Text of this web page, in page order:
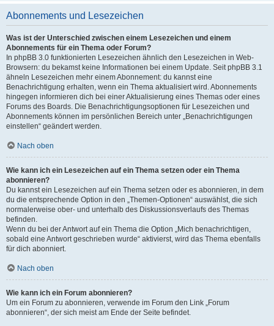
Abonnements und Lesezeichen
Was ist der Unterschied zwischen einem Lesezeichen und einem
Abonnements für ein Thema oder Forum?
In phpBB 3.0 funktionierten Lesezeichen ähnlich den Lesezeichen in Web-
Browsern: du bekamst keine Informationen bei einem Update. Seit phpBB 3.1
ähneln Lesezeichen mehr einem Abonnement: du kannst eine
Benachrichtigung erhalten, wenn ein Thema aktualisiert wird. Abonnements
hingegen informieren dich bei einer Aktualisierung eines Themas oder eines
Forums des Boards. Die Benachrichtigungsoptionen für Lesezeichen und
Abonnements können im persönlichen Bereich unter „Benachrichtigungen
einstellen“ geändert werden.
Nach oben
Wie kann ich ein Lesezeichen auf ein Thema setzen oder ein Thema
abonnieren?
Du kannst ein Lesezeichen auf ein Thema setzen oder es abonnieren, in dem
du die entsprechende Option in den „Themen-Optionen“ auswählst, die sich
normalerweise ober- und unterhalb des Diskussionsverlaufs des Themas
befinden.
Wenn du bei der Antwort auf ein Thema die Option „Mich benachrichtigen,
sobald eine Antwort geschrieben wurde“ aktivierst, wird das Thema ebenfalls
für dich abonniert.
Nach oben
Wie kann ich ein Forum abonnieren?
Um ein Forum zu abonnieren, verwende im Forum den Link „Forum
abonnieren“, der sich meist am Ende der Seite befindet.